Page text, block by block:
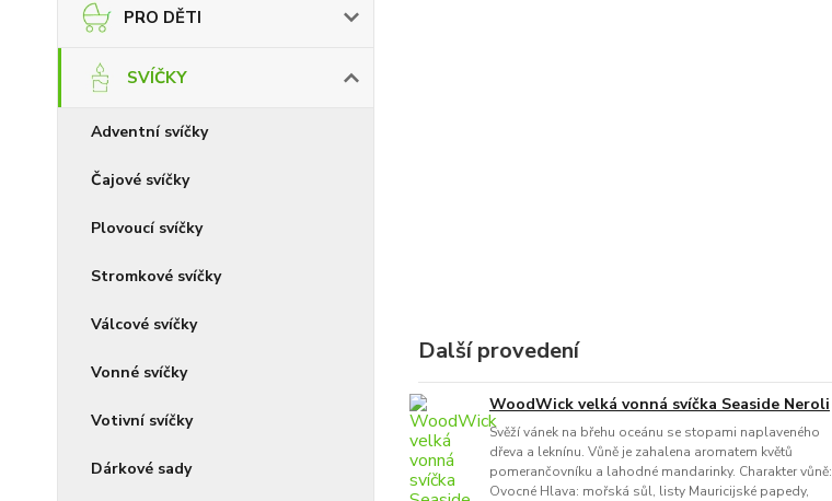
PRO DĚTI
SVÍČKY
Adventní svíčky
Čajové svíčky
Plovoucí svíčky
Stromkové svíčky
Válcové svíčky
Vonné svíčky
Votivní svíčky
Dárkové sady
Další provedení
WoodWick velká vonná svíčka Seaside Neroli
Svěží vánek na břehu oceánu se stopami naplaveného
dřeva a leknínu. Vůně je zahalena aromatem květů
pomerančovníku a lahodné mandarinky. Charakter vůně:
Ovocné Hlava: mořská sůl, listy Mauricijské papedy,